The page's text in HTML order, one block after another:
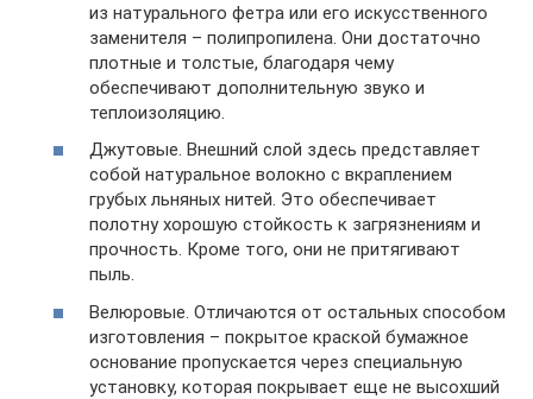
из натурального фетра или его искусственного
заменителя – полипропилена. Они достаточно
плотные и толстые, благодаря чему
обеспечивают дополнительную звуко и
теплоизоляцию.
Джутовые. Внешний слой здесь представляет
собой натуральное волокно с вкраплением
грубых льняных нитей. Это обеспечивает
полотну хорошую стойкость к загрязнениям и
прочность. Кроме того, они не притягивают
пыль.
Велюровые. Отличаются от остальных способом
изготовления – покрытое краской бумажное
основание пропускается через специальную
установку, которая покрывает еще не высохший